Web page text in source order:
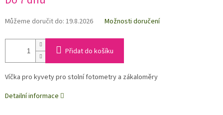
Můžeme doručit do: 19.8.2026 Možnosti doručení
Přidat do košíku
Víčka pro kyvety pro stolní fotometry a zákaloměry
Detailní informace